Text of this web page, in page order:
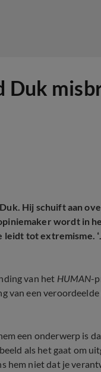
Hij schuift aan
wordt in
tot extremisme.
van het HUMAN-
van een
een onderwerp is
als het gaat om
hem niet dat je